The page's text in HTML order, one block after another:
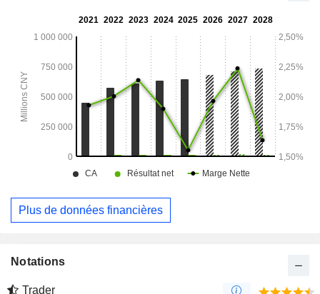
Plus de données financières
Notations
Trader